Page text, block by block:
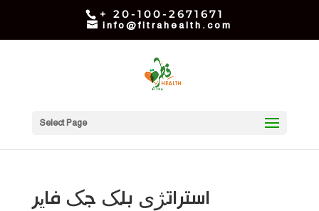
+ 20-100-2671671
info@fitrahealth.com
Select Page
استراتژی بلک جک فایر